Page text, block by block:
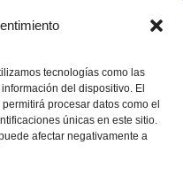
tecnologías como las
del dispositivo. El
procesar datos como el
únicas en este sitio.
afectar negativamente a